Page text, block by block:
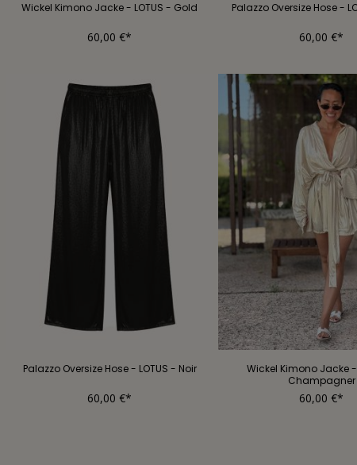
Wickel Kimono Jacke - LOTUS - Gold
60,00 €*
Palazzo Oversize Hose -
60,00 €*
Palazzo Oversize Hose - LOTUS - Noir
60,00 €*
Wickel Kimono Jacke -
Champagner
60,00 €*